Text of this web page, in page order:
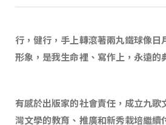
行，健行，手上轉滾著兩丸鐵球像日
形象，是我生命裡、寫作上，永遠
有感於出版家的社會責任，成立九歌
灣文學的教育、推廣和新秀栽培繼續